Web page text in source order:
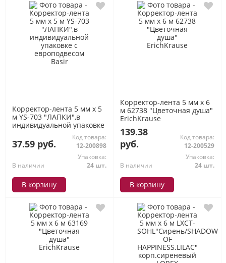
Корректор-лента 5 мм х 5
м YS-703 "ЛАПКИ",в
индивидуальной упаковке
с европодвесом Basir
37.59 руб.
Код товара:
12-200898
В наличии
Упаковка:
24 шт.
В корзину
Корректор-лента 5 мм х 6
м 62738 "Цветочная душа"
ErichKrause
139.38
руб.
Код товара:
12-200529
В наличии
Упаковка:
24 шт.
В корзину